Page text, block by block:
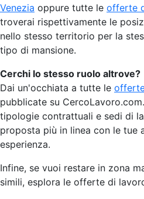
Venezia oppure tutte le offerte
troverai rispettivamente le
nello stesso territorio per la
tipo di mansione.
Cerchi lo stesso ruolo altrove?
Dai un'occhiata a tutte le
pubblicate su
tipologie contrattuali e sedi di
proposta più in linea con le tue
esperienza.
Infine, se vuoi restare in zona
simili, esplora le offerte di